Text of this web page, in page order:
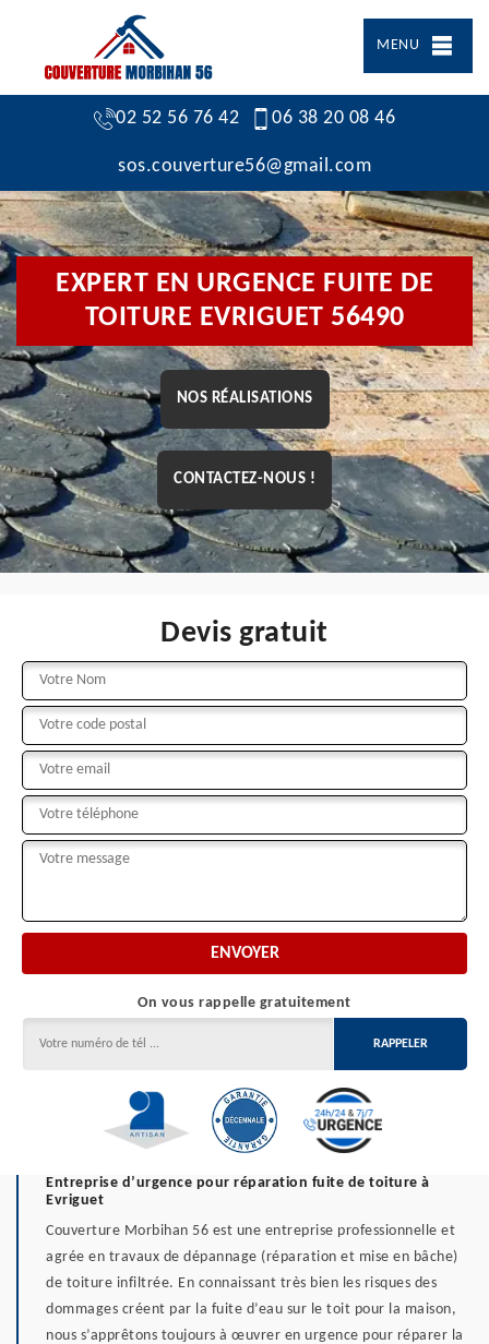
MENU
02 52 56 76 42 06 38 20 08 46
sos.couverture56@gmail.com
EXPERT EN URGENCE FUITE DE
TOITURE EVRIGUET 56490
NOS RÉALISATIONS
CONTACTEZ-NOUS !
Devis gratuit
On vous rappelle gratuitement
Entreprise d’urgence pour réparation fuite de toiture à
Evriguet
Couverture Morbihan 56 est une entreprise professionnelle et
agrée en travaux de dépannage (réparation et mise en bâche)
de toiture infiltrée. En connaissant très bien les risques des
dommages créent par la fuite d’eau sur le toit pour la maison,
nous s’apprêtons toujours à œuvrer en urgence pour réparer la